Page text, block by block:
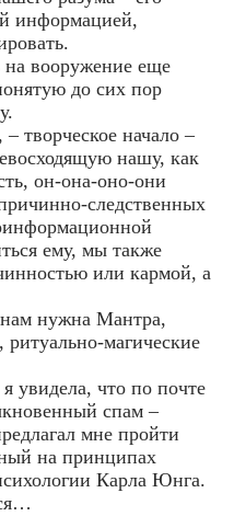
информацией,
вооружение еще
до сих пор
творческое начало –
нашу, как
он-она-оно-они
следственных
ему, мы также
или кармой, а
нужна Мантра,
магические
увидела, что по почте
спам –
мне пройти
на принципах
Карла Юнга.